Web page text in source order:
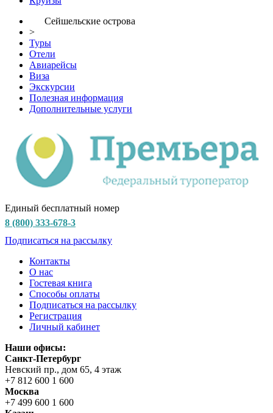
Сейшельские острова
>
Туры
Отели
Авиарейсы
Виза
Экскурсии
Полезная информация
Дополнительные услуги
Единый бесплатный номер
8 (800) 333-678-3
Подписаться на рассылку
Контакты
О нас
Гостевая книга
Способы оплаты
Подписаться на рассылку
Регистрация
Личный кабинет
Наши офисы:
Санкт-Петербург
Невский пр., дом 65, 4 этаж
+7 812 600 1 600
Москва
+7 499 600 1 600